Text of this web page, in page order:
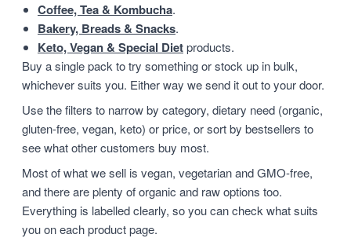
Coffee, Tea & Kombucha.
Bakery, Breads & Snacks.
Keto, Vegan & Special Dietproducts.
Buy a single pack to try something or stock up in bulk,
whichever suits you. Either way we send it out to your door.
Use the filters to narrow by category, dietary need (organic,
gluten-free, vegan, keto) or price, or sort by bestsellers to
see what other customers buy most.
Most of what we sell is vegan, vegetarian and GMO-free,
and there are plenty of organic and raw options too.
Everything is labelled clearly, so you can check what suits
you on each product page.